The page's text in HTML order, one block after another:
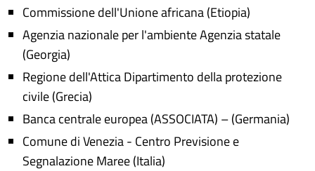
Commissione dell'Unione africana (Etiopia)
Agenzia nazionale per l'ambiente Agenzia statale
(Georgia)
Regione dell'Attica Dipartimento della protezione
civile (Grecia)
Banca centrale europea (ASSOCIATA) – (Germania)
Comune di Venezia - Centro Previsione e
Segnalazione Maree (Italia)